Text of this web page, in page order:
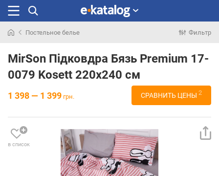
раньше
Постельное белье Фильтр
MirSon Підковдра Бязь Premium 17-
0079 Kosett 220х240 см
1 398 — 1 399 грн. СРАВНИТЬ ЦЕНЫ 2
в список